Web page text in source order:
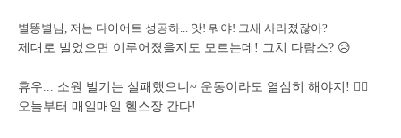
별똥별님, 저는 다이어트 성공하... 앗! 뭐야! 그새 사라졌잖아?
제대로 빌었으면 이루어졌을지도 모르는데! 그치 다람스? 😥
휴우... 소원 빌기는 실패했으니~ 운동이라도 열심히 해야지! 🏃‍♀️
오늘부터 매일매일 헬스장 간다!